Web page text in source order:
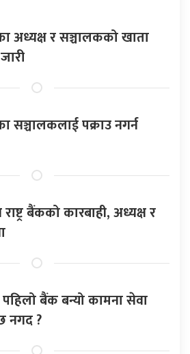
अध्यक्ष र सञ्चालकको खाता
सञ्चालकलाई पक्राउ नगर्न
बैंकको कारबाही, अध्यक्ष र
बैंक बन्यो कामना सेवा
नगद ?